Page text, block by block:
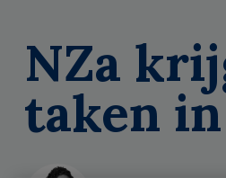
NZa
taken